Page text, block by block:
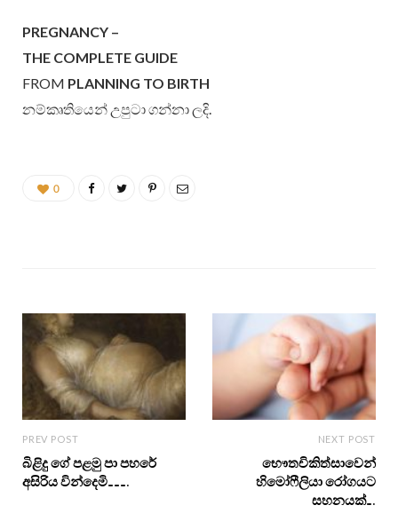
PREGNANCY –
THE COMPLETE GUIDE
FROM PLANNING TO BIRTH
නම්කෘතියෙන් උපුටා ගන්නා ලදි.
0
PREV POST
බිළිදු ගේ පළමු පා පහරේ
අසිරිය වින්දෙමි……….
NEXT POST
භෞතචිකිත්සාවෙන්
හිමෝෆීලියා රෝගයට
සහනයක්….